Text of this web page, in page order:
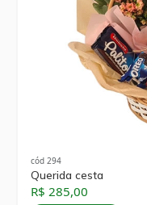
cód 294
Querida cesta
R$ 285,00